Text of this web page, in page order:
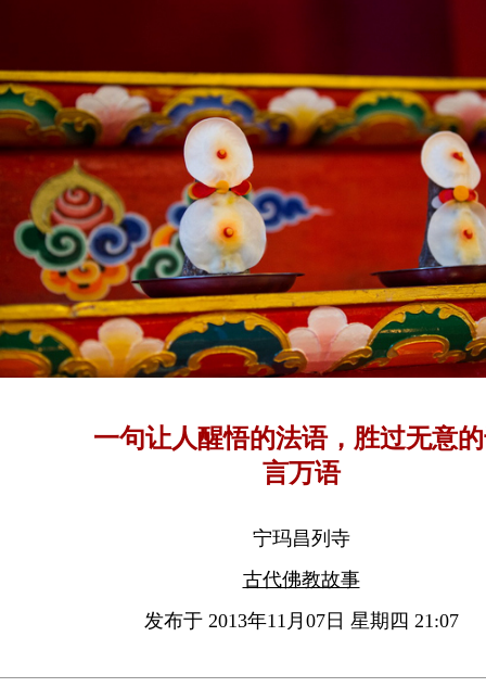
一句让人醒悟的法语，胜过无意
言万语
宁玛昌列寺
古代佛教故事
发布于 2013年11月07日 星期四 21:07